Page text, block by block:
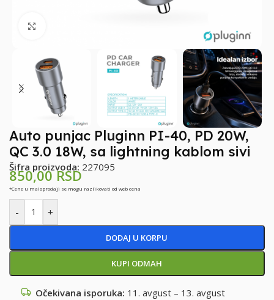
Auto punjac Pluginn PI-40, PD 20W,
QC 3.0 18W, sa lightning kablom sivi
Šifra proizvoda: 227095
850,00RSD
*Cene u maloprodaji se mogu razlikovati od web cena
- +
DODAJ U KORPU
KUPI ODMAH
Očekivana isporuka: 11. avgust – 13. avgust